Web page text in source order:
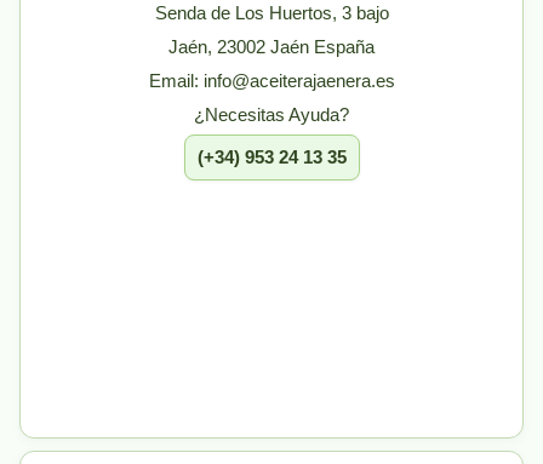
Senda de Los Huertos, 3 bajo
Jaén, 23002 Jaén España
Email: info@aceiterajaenera.es
¿Necesitas Ayuda?
(+34) 953 24 13 35